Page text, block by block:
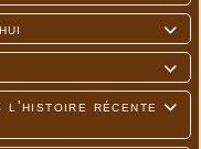



l'histoire récente